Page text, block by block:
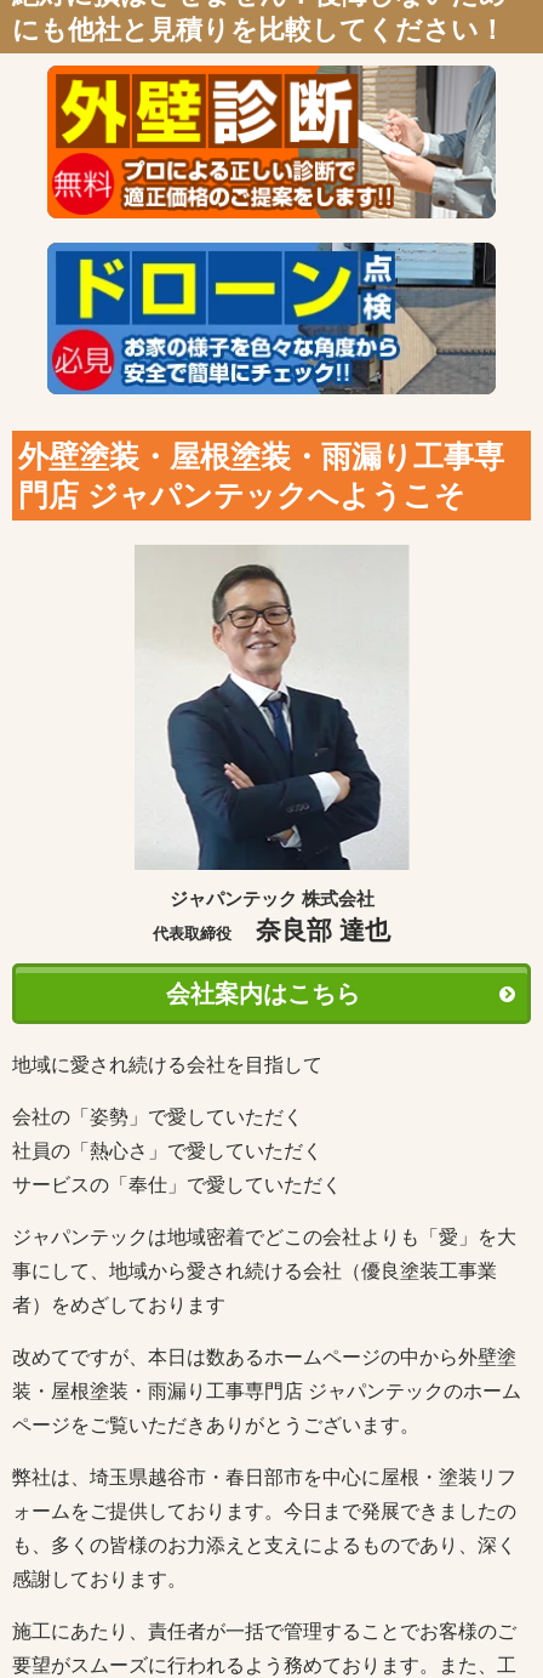
にも他社と見積りを比較してください！
外壁塗装・屋根塗装・雨漏り工事専
門店 ジャパンテックへようこそ
ジャパンテック 株式会社
代表取締役 奈良部 達也
会社案内はこちら
地域に愛され続ける会社を目指して
会社の「姿勢」で愛していただく
社員の「熱心さ」で愛していただく
サービスの「奉仕」で愛していただく
ジャパンテックは地域密着でどこの会社よりも「愛」を大
事にして、地域から愛され続ける会社（優良塗装工事業
者）をめざしております
改めてですが、本日は数あるホームページの中から外壁塗
装・屋根塗装・雨漏り工事専門店 ジャパンテックのホーム
ページをご覧いただきありがとうございます。
弊社は、埼玉県越谷市・春日部市を中心に屋根・塗装リフ
ォームをご提供しております。今日まで発展できましたの
も、多くの皆様のお力添えと支えによるものであり、深く
感謝しております。
施工にあたり、責任者が一括で管理することでお客様のご
要望がスムーズに行われるよう務めております。また、工